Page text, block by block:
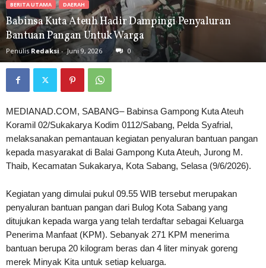
BERITA UTAMA DAERAH
Babinsa Kuta Ateuh Hadir Dampingi Penyaluran
Bantuan Pangan Untuk Warga
Penulis Redaksi- Juni 9, 2026 0
MEDIANAD.COM, SABANG– Babinsa Gampong Kuta Ateuh
Koramil 02/Sukakarya Kodim 0112/Sabang, Pelda Syafrial,
melaksanakan pemantauan kegiatan penyaluran bantuan pangan
kepada masyarakat di Balai Gampong Kuta Ateuh, Jurong M.
Thaib, Kecamatan Sukakarya, Kota Sabang, Selasa (9/6/2026).
Kegiatan yang dimulai pukul 09.55 WIB tersebut merupakan
penyaluran bantuan pangan dari Bulog Kota Sabang yang
ditujukan kepada warga yang telah terdaftar sebagai Keluarga
Penerima Manfaat (KPM). Sebanyak 271 KPM menerima
bantuan berupa 20 kilogram beras dan 4 liter minyak goreng
merek Minyak Kita untuk setiap keluarga.